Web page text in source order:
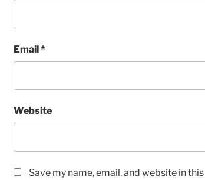
Email*
Website
Save my name, email, and website in